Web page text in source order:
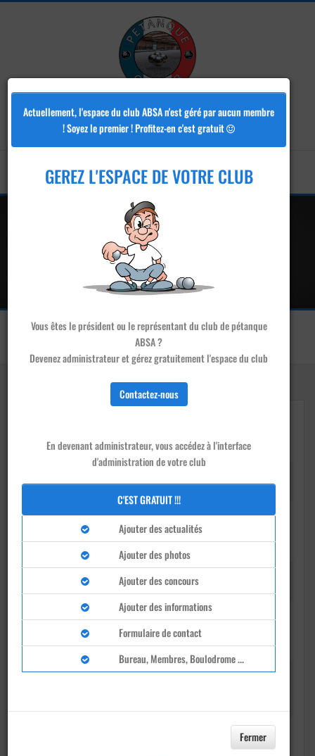
ABSA
Club de pétanque - ABSA
Accueil / Clubs / ABSA - Valbonne
0667148586
Adresse
Valbonne
Actuellement, l'espace du club ABSA n'est géré par aucun membre
! Soyez le premier ! Profitez-en c'est gratuit
GEREZ L'ESPACE DE VOTRE CLUB
Vous êtes le président ou le représentant du club de pétanque
ABSA ?
Devenez administrateur et gérez gratuitement l'espace du club
Contactez-nous
En devenant administrateur, vous accédez à l'interface
d'administration de votre club
C'EST GRATUIT !!!
Ajouter des actualités
Ajouter des photos
Ajouter des concours
Ajouter des informations
Formulaire de contact
Bureau, Membres, Boulodrome ...
Fermer